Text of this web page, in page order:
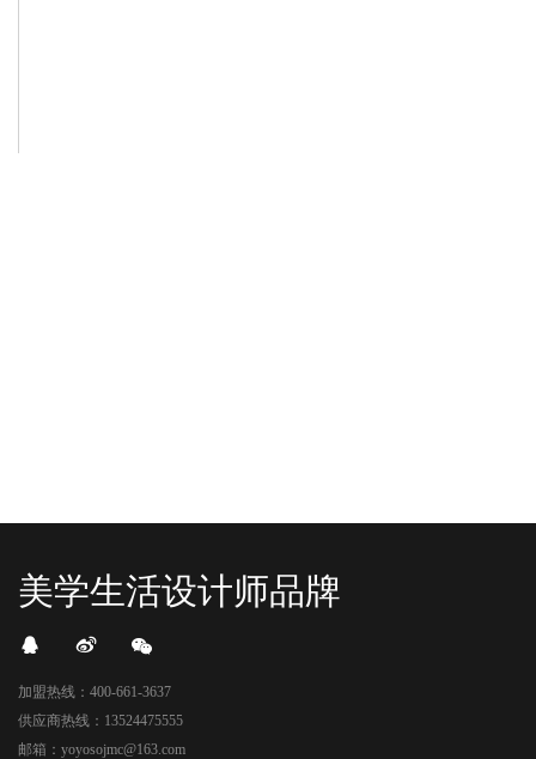
美学生活设计师品牌
加盟热线：400-661-3637
供应商热线：13524475555
邮箱：yoyosojmc@163.com